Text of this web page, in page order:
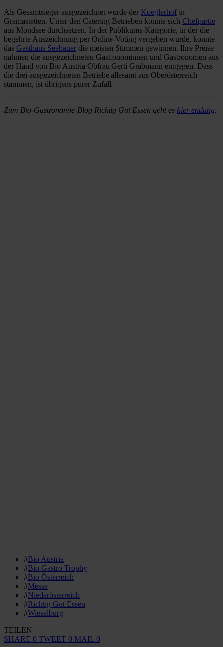
Als Gesamtsieger ausgezeichnet wurde der Koeglerhof in
Gramastetten. Unter den Catering-Betrieben konnte sich Chefpartie
aus Mondsee durchsetzen. In der Publikums-Kategorie, in der die
begehrte Auszeichnung per Online-Voting vergeben wurde, konnte
das Gasthaus Seebauer die meisten Stimmen gewinnen. Ihre Preise
nahmen die ausgezeichneten Gastronominnen und Gastronomen aus
der Hand von Bio Austria Obfrau Gerti Grabmann entgegen. Dass
die drei ausgezeichneten Betriebe allesamt aus Oberösterreich
stammen, ist übrigens purer Zufall.
Zum Bio-Gastronomie-Blog Richtig Gut Essen geht es hier entlang.
#Bio Austria
#Bio Gastro Trophy
#Bio Österreich
#Messe
#Niederösterreich
#Richtig Gut Essen
#Wieselburg
TEILEN
SHARE 0 TWEET 0 MAIL 0